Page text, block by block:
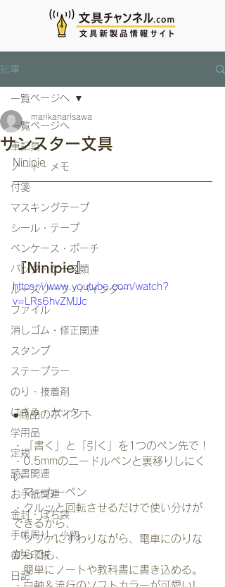
記事
一覧ページへ
筆記具
ノート・メモ
付箋
マスキングテープ
シール・テープ
ペンケース・ポーチ
バッグ・ケース類
ルーズリーフ・バインダー
ファイル
消しゴム・修正関連
スタンプ
ステープラー
のり・接着剤
はさみ・カッター
学用品
定規
読書関連
お手紙関連
金封・ぽち袋
手帳周り・小物
御朱印帳
日記
一覧ページへ
サンスター文具
marikanarisawa
Ninipie
『Ninipie』
https://www.youtube.com/watch?
v=LRs6hvZMJJc
●商品のポイント
・「書く」と「引く」を1つのペン先で！
・0.5mmのニードルペンと裏移りしにく
い
マーカーペン
・クルッと回転させるだけで使い分けが
できるから、
ソファにすわりながら、電車にのりな
がらでも、
簡単にノートや教科書に書き込める。